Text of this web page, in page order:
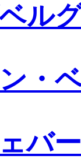
ル
・
バー